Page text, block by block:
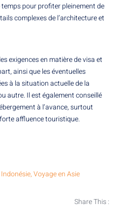
pour profiter pleinement de
complexes de l’architecture et
exigences en matière de visa et
ainsi que les éventuelles
à la situation actuelle de la
autre. Il est également conseillé
à l’avance, surtout
affluence touristique.
Indonésie,Voyage en Asie
Share This :